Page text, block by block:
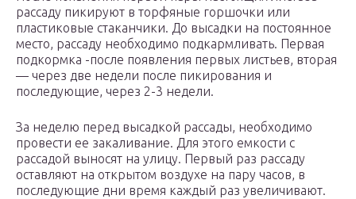
рассаду пикируют в торфяные горшочки или
пластиковые стаканчики. До высадки на постоянное
место, рассаду необходимо подкармливать. Первая
подкормка -после появления первых листьев, вторая
— через две недели после пикирования и
последующие, через 2-3 недели.
За неделю перед высадкой рассады, необходимо
провести ее закаливание. Для этого емкости с
рассадой выносят на улицу. Первый раз рассаду
оставляют на открытом воздухе на пару часов, в
последующие дни время каждый раз увеличивают.